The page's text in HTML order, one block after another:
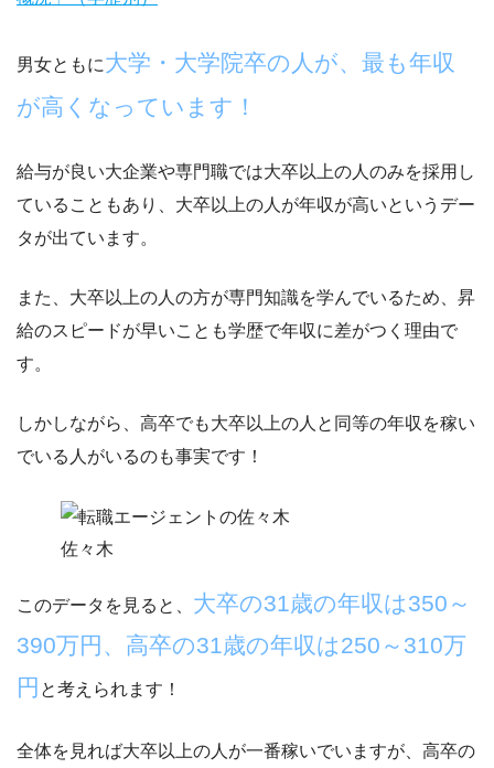
男女ともに大学・大学院卒の人が、最も年収
が高くなっています！
給与が良い大企業や専門職では大卒以上の人のみを採用し
ていることもあり、大卒以上の人が年収が高いというデー
タが出ています。
また、大卒以上の人の方が専門知識を学んでいるため、 昇
給のスピードが早いことも学歴で年収に差がつく理由で
す。
しかしながら、高卒でも大卒以上の人と同等の年収を稼い
でいる人がいるのも事実です！
佐々木
このデータを見ると、 大卒の31歳の年収は350～
390万円、高卒の31歳の年収は250～310万
円 と考えられます！
全体を見れば大卒以上の人が一番稼いでいますが、高卒の